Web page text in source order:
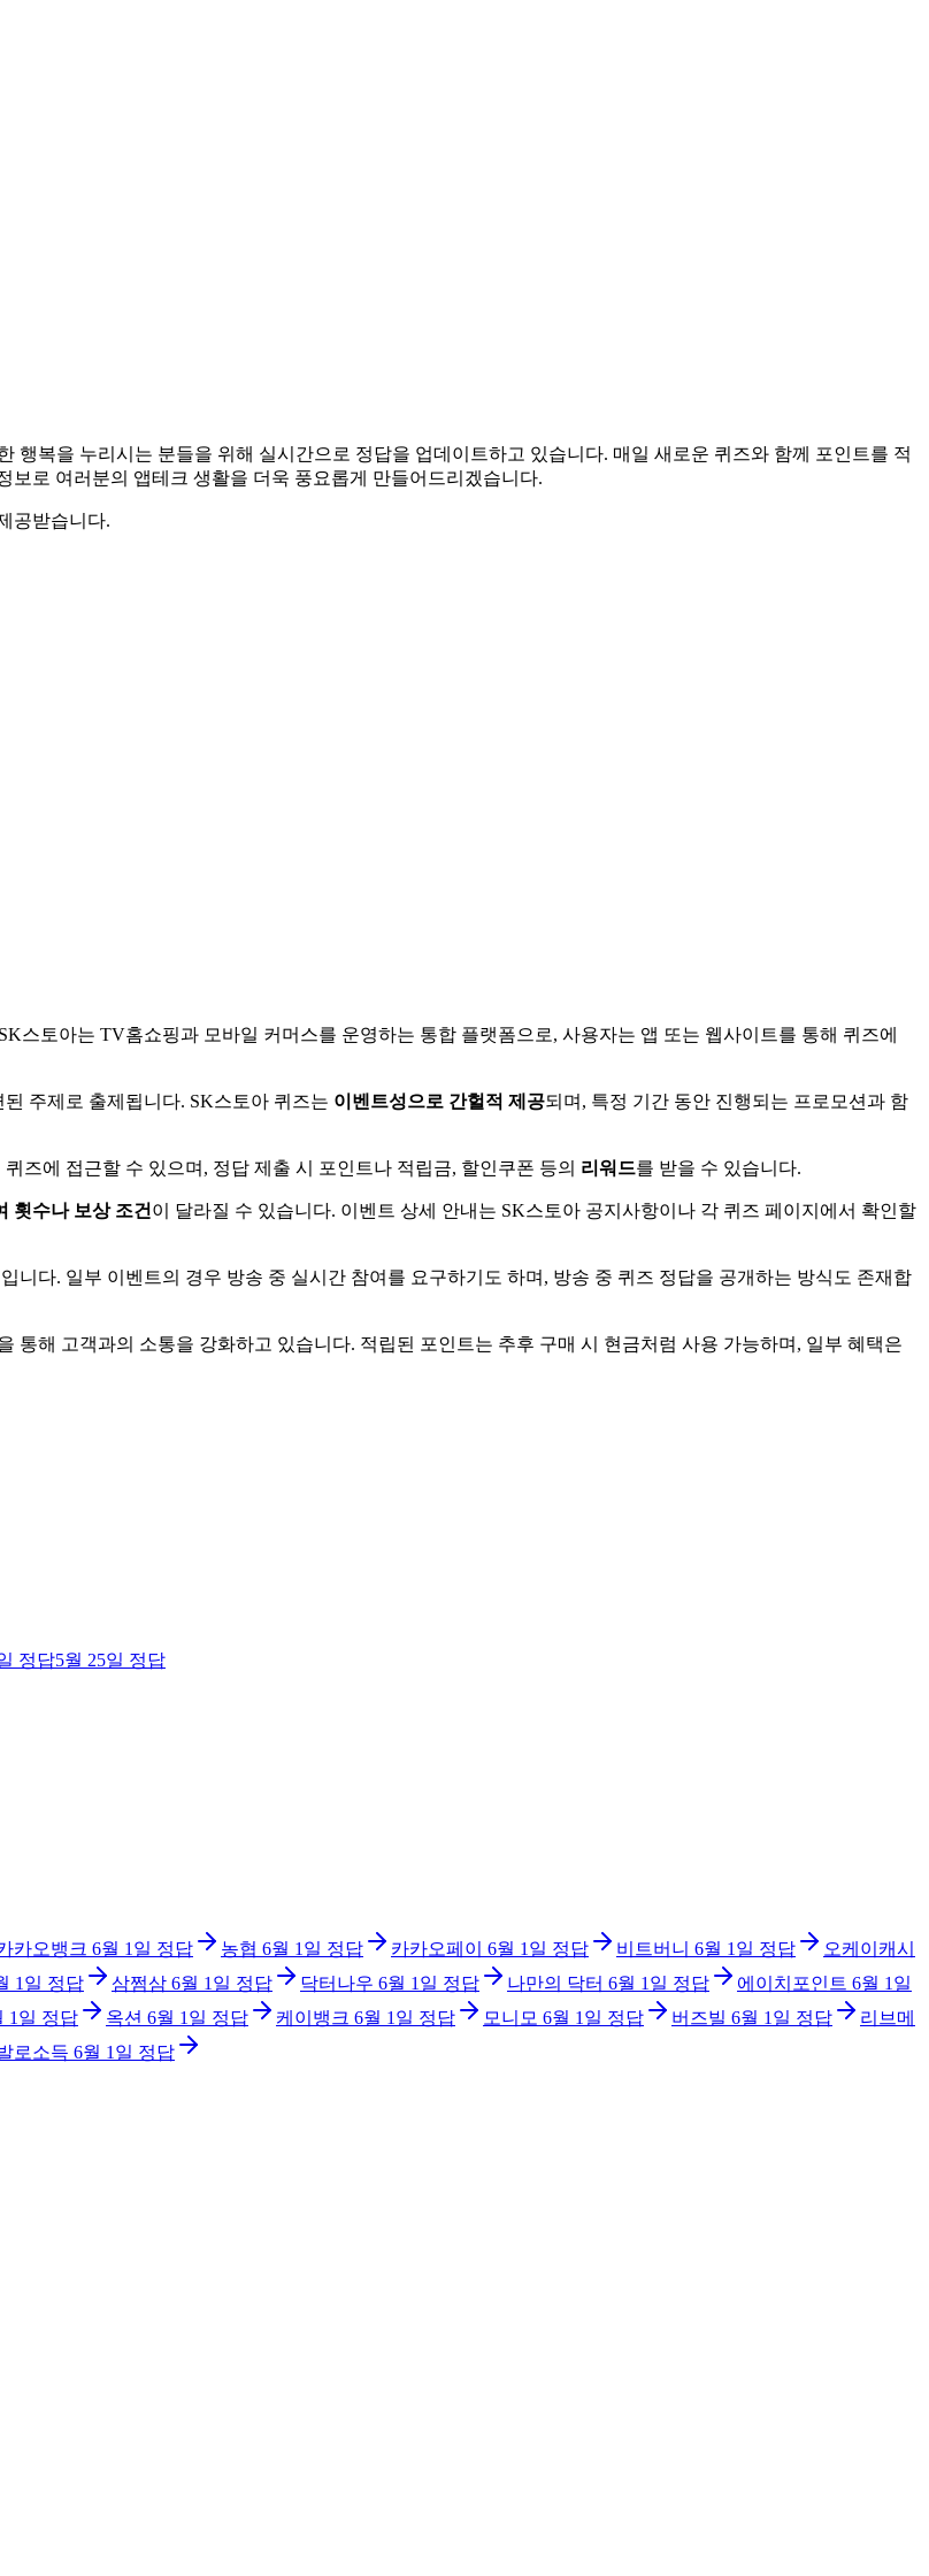
행복을 누리시는 분들을 위해 실시간으로 정답을 업데이트하고 있습니다. 매일 새로운 퀴즈와 함께 포인트를 적
로 여러분의 앱테크 생활을 더욱 풍요롭게 만들어드리겠습니다.
공받습니다.
스토아는 TV홈쇼핑과 모바일 커머스를 운영하는 통합 플랫폼으로, 사용자는 앱 또는 웹사이트를 통해 퀴즈에
주제로 출제됩니다. SK스토아 퀴즈는 이벤트성으로 간헐적 제공되며, 특정 기간 동안 진행되는 프로모션과 함
즈에 접근할 수 있으며, 정답 제출 시 포인트나 적립금, 할인쿠폰 등의 리워드를 받을 수 있습니다.
횟수나 보상 조건 이 달라질 수 있습니다. 이벤트 상세 안내는 SK스토아 공지사항이나 각 퀴즈 페이지에서 확인할
니다. 일부 이벤트의 경우 방송 중 실시간 참여를 요구하기도 하며, 방송 중 퀴즈 정답을 공개하는 방식도 존재합
통해 고객과의 소통을 강화하고 있습니다. 적립된 포인트는 추후 구매 시 현금처럼 사용 가능하며, 일부 혜택은
정답5월 25일 정답
카오뱅크 6월 1일 정답 농협 6월 1일 정답 카카오페이 6월 1일 정답 비트버니 6월 1일 정답
오케이캐시
1일 정답 삼쩜삼 6월 1일 정답 닥터나우 6월 1일 정답 나만의 닥터 6월 1일 정답 에이치포인트 6월 1일
1일 정답 옥션 6월 1일 정답 케이뱅크 6월 1일 정답 모니모 6월 1일 정답 버즈빌 6월 1일 정답
리브메
로소득 6월 1일 정답